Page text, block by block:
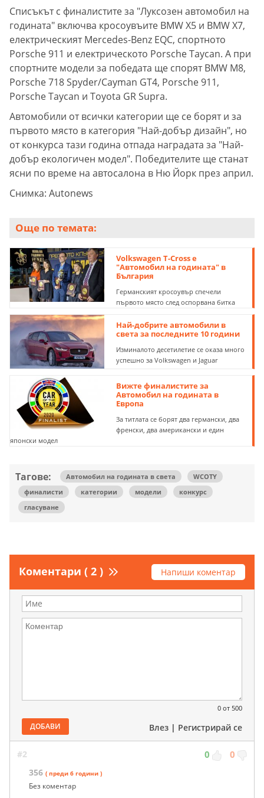
Списъкът с финалистите за "Луксозен автомобил на
годината" включва кросоувъите BMW X5 и BMW X7,
електрическият Mercedes-Benz EQC, спортното
Porsche 911 и електрическото Porsche Taycan. А при
спортните модели за победата ще спорят BMW M8,
Porsche 718 Spyder/Cayman GT4, Porsche 911,
Porsche Taycan и Toyota GR Supra.
Автомобили от всички категории ще се борят и за
първото място в категория "Най-добър дизайн", но
от конкурса тази година отпада наградата за "Най-
добър екологичен модел". Победителите ще станат
ясни по време на автосалона в Ню Йорк през април.
Снимка: Autonews
Още по темата:
Volkswagen T-Cross е
"Автомобил на годината" в
България
Германският кросоувър спечели
първото място след оспорвана битка
Най-добрите автомобили в
света за последните 10 години
Изминалото десетилетие се оказа много
успешно за Volkswagen и Jaguar
Вижте финалистите за
Автомобил на годината в
Европа
За титлата се борят два германски, два
френски, два американски и един
японски модел
Тагове: Автомобил на годината в света
WCOTY
финалисти
категории модели
конкурс
гласуване
Коментари ( 2 ) Напиши коментар
0 от 500
ДОБАВИ Влез | Регистрирай се
#2 0 0
356 ( преди 6 години )
Без коментар